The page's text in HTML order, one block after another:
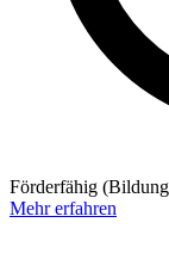
Förderfähig
Mehr erfahren